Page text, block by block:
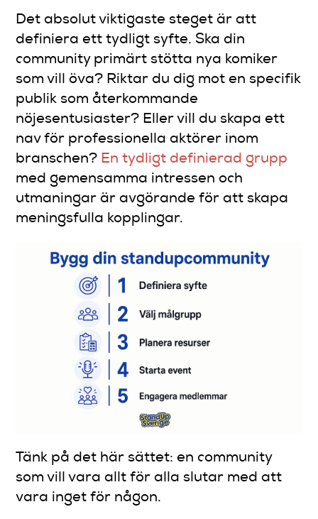
Det absolut viktigaste steget är att
definiera ett tydligt syfte. Ska din
community primärt stötta nya komiker
som vill öva? Riktar du dig mot en specifik
publik som återkommande
nöjesentusiaster? Eller vill du skapa ett
nav för professionella aktörer inom
branschen? En tydligt definierad grupp
med gemensamma intressen och
utmaningar är avgörande för att skapa
meningsfulla kopplingar.
Tänk på det här sättet: en community
som vill vara allt för alla slutar med att
vara inget för någon.